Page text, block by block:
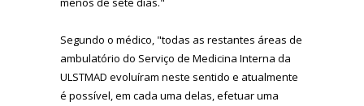
Segundo o médico, "todas as restantes áreas de
ambulatório do Serviço de Medicina Interna da
ULSTMAD evoluíram neste sentido e atualmente
é possível, em cada uma delas, efetuar uma